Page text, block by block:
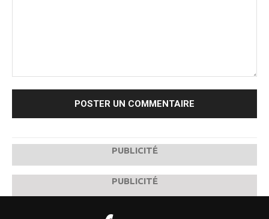
PUBLICITÉ
PUBLICITÉ